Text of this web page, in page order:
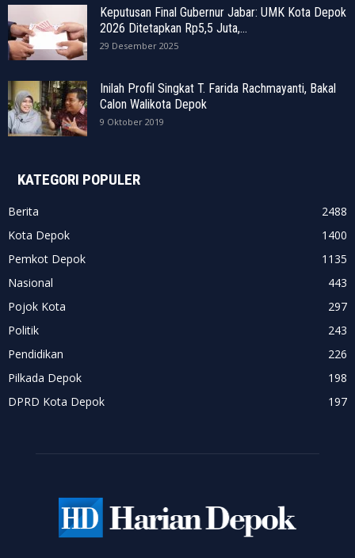
Keputusan Final Gubernur Jabar: UMK Kota Depok
2026 Ditetapkan Rp5,5 Juta,...
29 Desember 2025
Inilah Profil Singkat T. Farida Rachmayanti, Bakal
Calon Walikota Depok
9 Oktober 2019
KATEGORI POPULER
Berita
2488
Kota Depok
1400
Pemkot Depok
1135
Nasional
443
Pojok Kota
297
Politik
243
Pendidikan
226
Pilkada Depok
198
DPRD Kota Depok
197